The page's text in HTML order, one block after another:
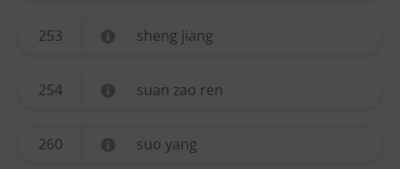
253 sheng jiang
254 suan zao ren
260 suo yang